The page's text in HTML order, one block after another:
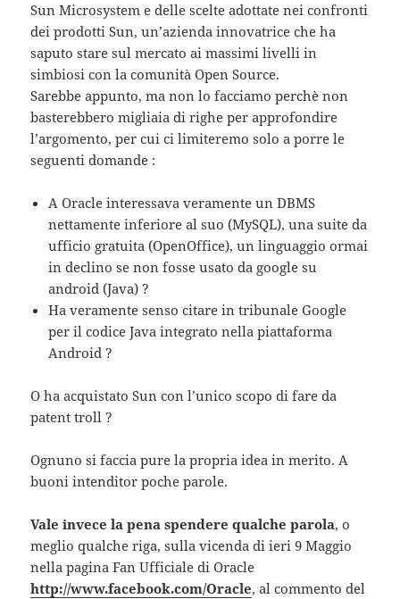
Sun Microsystem e delle scelte adottate nei confronti
dei prodotti Sun, un’azienda innovatrice che ha
saputo stare sul mercato ai massimi livelli in
simbiosi con la comunità Open Source.
Sarebbe appunto, ma non lo facciamo perchè non
basterebbero migliaia di righe per approfondire
l’argomento, per cui ci limiteremo solo a porre le
seguenti domande :
A Oracle interessava veramente un DBMS
nettamente inferiore al suo (MySQL), una suite da
ufficio gratuita (OpenOffice), un linguaggio ormai
in declino se non fosse usato da google su
android (Java) ?
Ha veramente senso citare in tribunale Google
per il codice Java integrato nella piattaforma
Android ?
O ha acquistato Sun con l’unico scopo di fare da
patent troll ?
Ognuno si faccia pure la propria idea in merito. A
buoni intenditor poche parole.
Vale invece la pena spendere qualche parola, o
meglio qualche riga, sulla vicenda di ieri 9 Maggio
nella pagina Fan Ufficiale di Oracle
http://www.facebook.com/Oracle, al commento del